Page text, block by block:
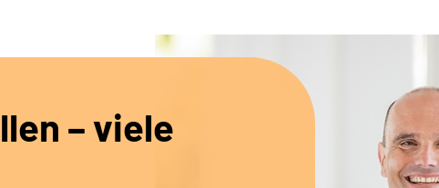
– viele